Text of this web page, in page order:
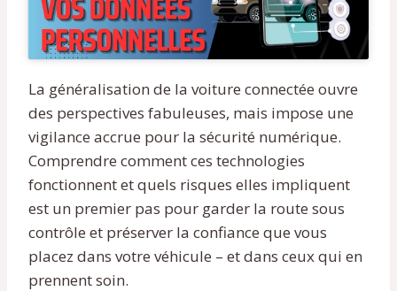
La généralisation de la voiture connectée ouvre
des perspectives fabuleuses, mais impose une
vigilance accrue pour la sécurité numérique.
Comprendre comment ces technologies
fonctionnent et quels risques elles impliquent
est un premier pas pour garder la route sous
contrôle et préserver la confiance que vous
placez dans votre véhicule – et dans ceux qui en
prennent soin.